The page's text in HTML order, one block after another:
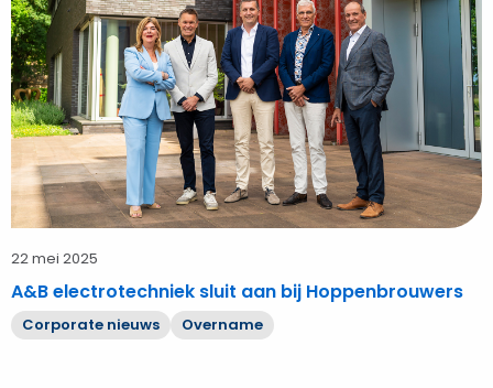
sluit
aan
bij
Hoppenbrouwers
22 mei 2025
A&B electrotechniek sluit aan bij Hoppenbrouwers
Corporate nieuws Overname